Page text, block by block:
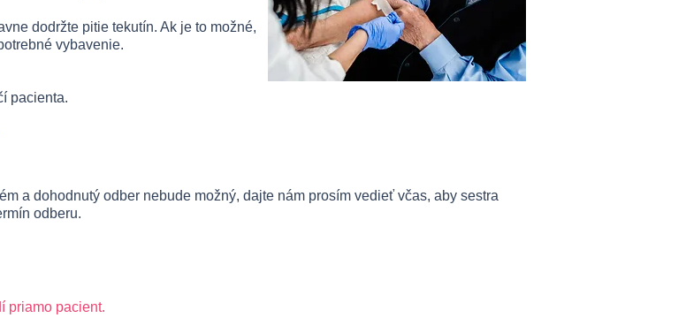
dodržte pitie tekutín. Ak je to možné,
vybavenie.
pacienta.
a dohodnutý odber nebude možný, dajte nám prosím vedieť včas, aby sestra
odberu.
priamo pacient.